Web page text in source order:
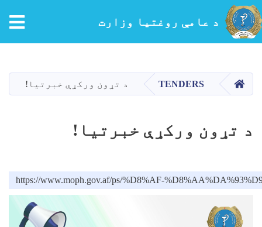
د عامې روغتیا وزارت
کور TENDERS د تړون ورکړې خبرتیا!
د تړون ورکړې خبرتیا!
https://www.moph.gov.af/ps/%D8%AF-